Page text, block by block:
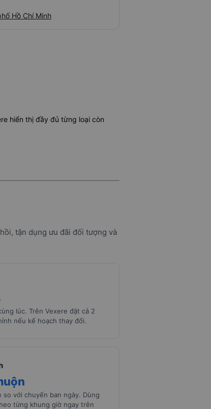
Hồ Chí Minh
hiển thị đầy đủ từng loại còn
tận dụng ưu đãi đối tượng và
lúc. Trên Vexere đặt cả 2
nếu kế hoạch thay đổi.
với chuyến ban ngày. Dùng
từng khung giờ ngay trên